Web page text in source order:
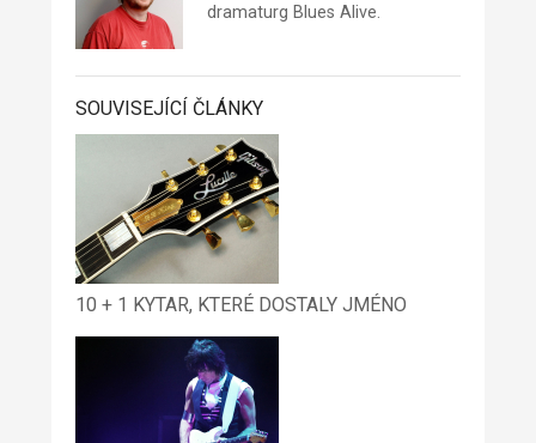
dramaturg Blues Alive.
SOUVISEJÍCÍ ČLÁNKY
10 + 1 KYTAR, KTERÉ DOSTALY JMÉNO